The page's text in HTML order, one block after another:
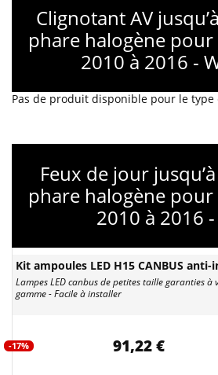
Clignotant AV
phare halogène pour
2010 à 2016 -
Pas de produit disponible pour le type
Feux de jour
phare halogène pour
2010 à 2016
Kit ampoules LED H15 CANBUS
Lampes LED canbus de petites taille garanties à
gamme - Facile à installer
-17% 91,22 €